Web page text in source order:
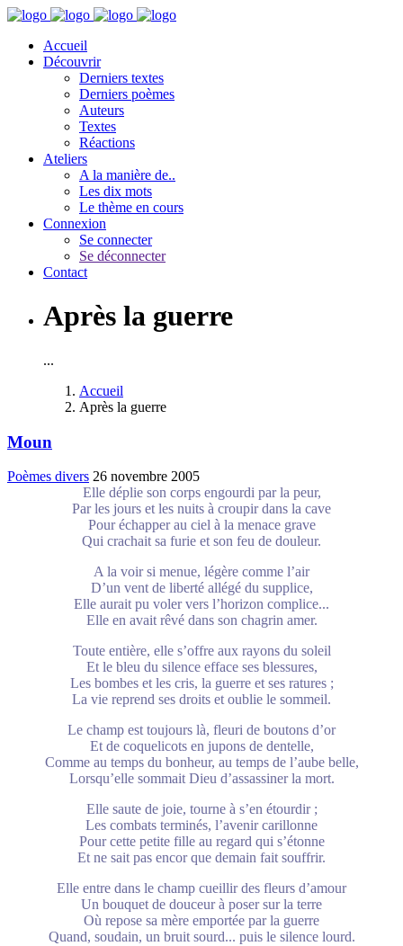
Accueil
Découvrir
Derniers textes
Derniers poèmes
Auteurs
Textes
Réactions
Ateliers
A la manière de..
Les dix mots
Le thème en cours
Connexion
Se connecter
Se déconnecter
Contact
Après la guerre
...
Accueil
Après la guerre
Moun
Poèmes divers 26 novembre 2005
Elle déplie son corps engourdi par la peur,
Par les jours et les nuits à croupir dans la cave
Pour échapper au ciel à la menace grave
Qui crachait sa furie et son feu de douleur.
A la voir si menue, légère comme l’air
D’un vent de liberté allégé du supplice,
Elle aurait pu voler vers l’horizon complice...
Elle en avait rêvé dans son chagrin amer.
Toute entière, elle s’offre aux rayons du soleil
Et le bleu du silence efface ses blessures,
Les bombes et les cris, la guerre et ses ratures ;
La vie reprend ses droits et oublie le sommeil.
Le champ est toujours là, fleuri de boutons d’or
Et de coquelicots en jupons de dentelle,
Comme au temps du bonheur, au temps de l’aube belle,
Lorsqu’elle sommait Dieu d’assassiner la mort.
Elle saute de joie, tourne à s’en étourdir ;
Les combats terminés, l’avenir carillonne
Pour cette petite fille au regard qui s’étonne
Et ne sait pas encor que demain fait souffrir.
Elle entre dans le champ cueillir des fleurs d’amour
Un bouquet de douceur à poser sur la terre
Où repose sa mère emportée par la guerre
Quand, soudain, un bruit sourd... puis le silence lourd.